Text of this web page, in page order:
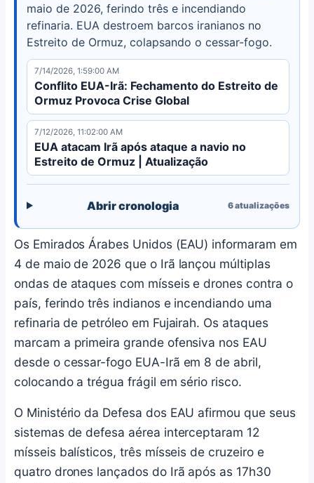
maio de 2026, ferindo três e incendiando
refinaria. EUA destroem barcos iranianos no
Estreito de Ormuz, colapsando o cessar-fogo.
7/14/2026, 1:59:00 AM
Conflito EUA-Irã: Fechamento do Estreito de
Ormuz Provoca Crise Global
7/12/2026, 11:02:00 AM
EUA atacam Irã após ataque a navio no
Estreito de Ormuz | Atualização
Abrir cronologia 6atualizações
Os Emirados Árabes Unidos (EAU) informaram em
4 de maio de 2026 que o Irã lançou múltiplas
ondas de ataques com mísseis e drones contra o
país, ferindo três indianos e incendiando uma
refinaria de petróleo em Fujairah. Os ataques
marcam a primeira grande ofensiva nos EAU
desde o cessar-fogo EUA-Irã em 8 de abril,
colocando a trégua frágil em sério risco.
O Ministério da Defesa dos EAU afirmou que seus
sistemas de defesa aérea interceptaram 12
mísseis balísticos, três mísseis de cruzeiro e
quatro drones lançados do Irã após as 17h30